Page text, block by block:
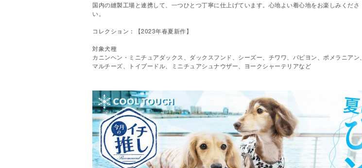
国内の縫製工場と連携して、一つひとつ丁寧に仕上げています。心地よい着心地をお楽しみくださ
い。
コレクション：【2023年春夏新作】
対象犬種
カニンヘン・ミニチュアダックス、ダックスフンド、シーズー、チワワ、パピヨン、ポメラニアン、
マルチーズ、トイプードル、ミニチュアシュナウザー、ヨークシャーテリアなど